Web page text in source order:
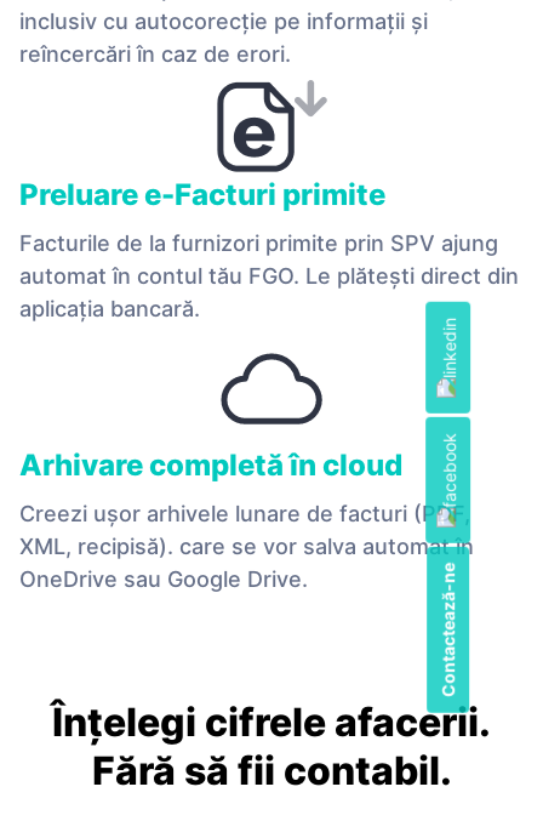
inclusiv cu autocorecție pe informații și
reîncercări în caz de erori.
Preluare e-Facturi primite
Facturile de la furnizori primite prin SPV ajung
automat în contul tău FGO. Le plătești direct din
aplicația bancară.
Arhivare completă în cloud
Creezi ușor arhivele lunare de facturi (PDF,
XML, recipisă). care se vor salva automat în
OneDrive sau Google Drive.
Înțelegi cifrele afacerii.
Fără să fii contabil.
Contactează-ne